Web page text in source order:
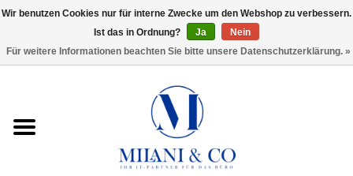
Bürobedarf
Ordnen und Registrieren
Wir benutzen Cookies nur für interne Zwecke um den Webshop zu verbessern.
Ist das in Ordnung?
Ja
Nein
Für weitere Informationen beachten Sie bitte unsere Datenschutzerklärung. »